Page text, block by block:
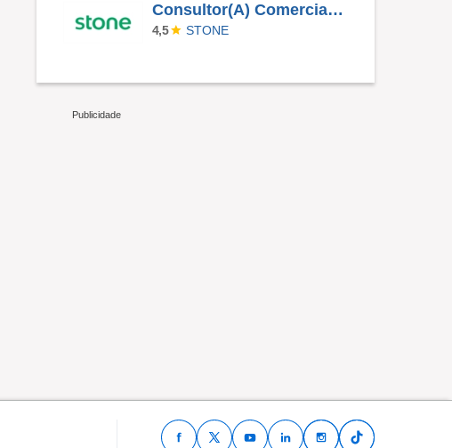
Consultor(A) Comercial Externo
4,5 STONE